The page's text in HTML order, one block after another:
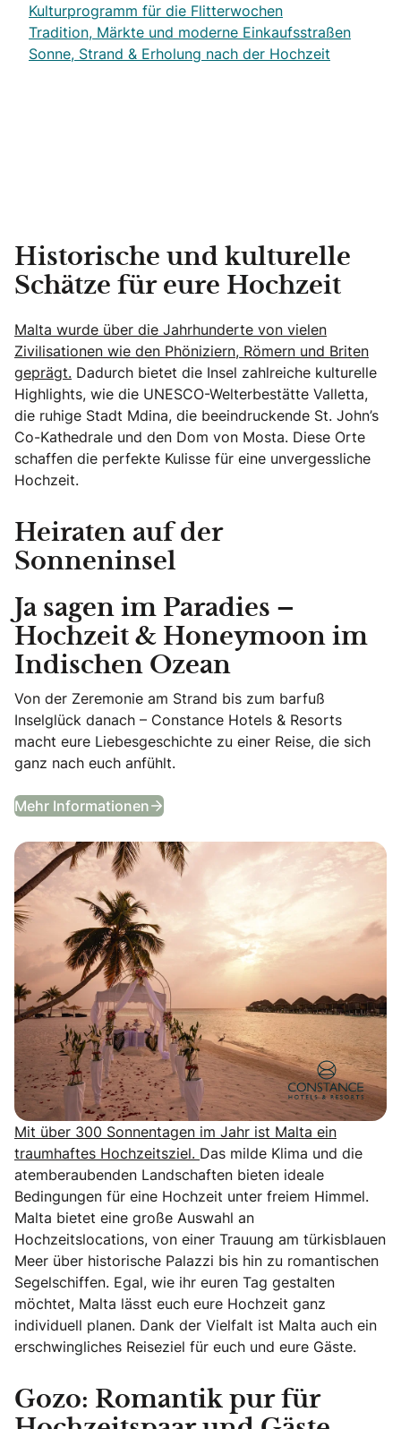
Kulturprogramm für die Flitterwochen
Tradition, Märkte und moderne Einkaufsstraßen
Sonne, Strand & Erholung nach der Hochzeit
Historische und kulturelle
Schätze für eure Hochzeit
Malta wurde über die Jahrhunderte von vielen
Zivilisationen wie den Phöniziern, Römern und Briten
geprägt. Dadurch bietet die Insel zahlreiche kulturelle
Highlights, wie die UNESCO-Welterbestätte Valletta,
die ruhige Stadt Mdina, die beeindruckende St. John’s
Co-Kathedrale und den Dom von Mosta. Diese Orte
schaffen die perfekte Kulisse für eine unvergessliche
Hochzeit.
Heiraten auf der
Sonneninsel
Ja sagen im Paradies –
Hochzeit & Honeymoon im
Indischen Ozean
Von der Zeremonie am Strand bis zum barfuß
Inselglück danach – Constance Hotels & Resorts
macht eure Liebesgeschichte zu einer Reise, die sich
ganz nach euch anfühlt.
Mehr Informationen Ja sagen im Paradies – Hochzeit
Mit über 300 Sonnentagen im Jahr ist Malta ein
traumhaftes Hochzeitsziel. Das milde Klima und die
atemberaubenden Landschaften bieten ideale
Bedingungen für eine Hochzeit unter freiem Himmel.
Malta bietet eine große Auswahl an
Hochzeitslocations, von einer Trauung am türkisblauen
Meer über historische Palazzi bis hin zu romantischen
Segelschiffen. Egal, wie ihr euren Tag gestalten
möchtet, Malta lässt euch eure Hochzeit ganz
individuell planen. Dank der Vielfalt ist Malta auch ein
erschwingliches Reiseziel für euch und eure Gäste.
Gozo: Romantik pur für